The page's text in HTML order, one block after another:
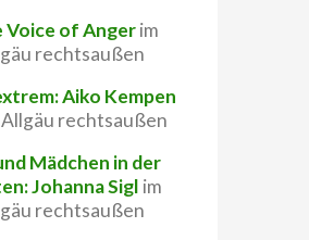
Voice of Angerim
rechtsaußen
Aiko Kempen
rechtsaußen
Mädchen in der
Johanna Sigl im
rechtsaußen